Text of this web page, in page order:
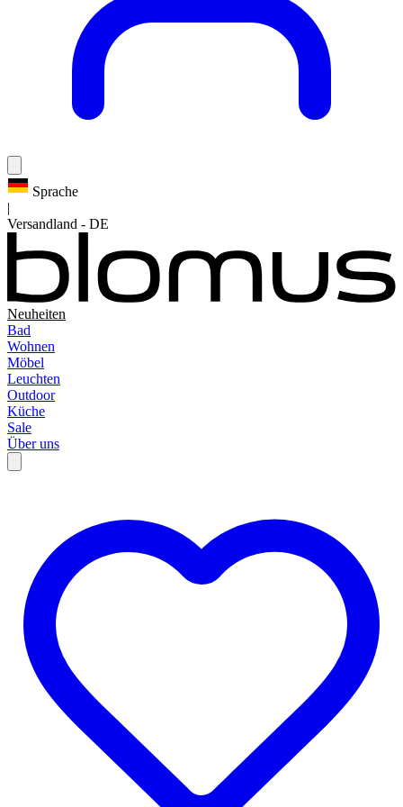
Sprache
|
Versandland - DE
Neuheiten
Bad
Wohnen
Möbel
Leuchten
Outdoor
Küche
Sale
Über uns